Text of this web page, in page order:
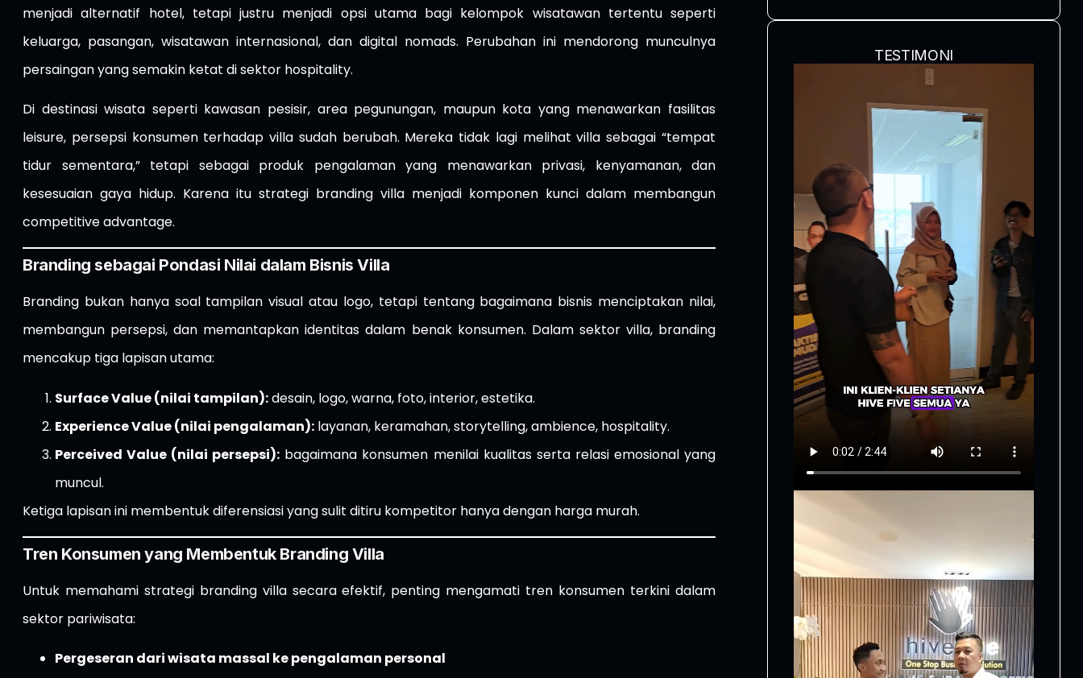
menjadi alternatif hotel, tetapi justru menjadi opsi utama bagi kelompok wisatawan tertentu seperti
keluarga, pasangan, wisatawan internasional, dan digital nomads. Perubahan ini mendorong munculnya
persaingan yang semakin ketat di sektor hospitality.
Di destinasi wisata seperti kawasan pesisir, area pegunungan, maupun kota yang menawarkan fasilitas
leisure, persepsi konsumen terhadap villa sudah berubah. Mereka tidak lagi melihat villa sebagai “tempat
tidur sementara,” tetapi sebagai produk pengalaman yang menawarkan privasi, kenyamanan, dan
kesesuaian gaya hidup. Karena itu strategi branding villa menjadi komponen kunci dalam membangun
competitive advantage.
Branding sebagai Pondasi Nilai dalam Bisnis Villa
Branding bukan hanya soal tampilan visual atau logo, tetapi tentang bagaimana bisnis menciptakan nilai,
membangun persepsi, dan memantapkan identitas dalam benak konsumen. Dalam sektor villa, branding
mencakup tiga lapisan utama:
Surface Value (nilai tampilan):desain, logo, warna, foto, interior, estetika.
Experience Value (nilai pengalaman): layanan, keramahan, storytelling, ambience, hospitality.
Perceived Value (nilai persepsi): bagaimana konsumen menilai kualitas serta relasi emosional yang
muncul.
Ketiga lapisan ini membentuk diferensiasi yang sulit ditiru kompetitor hanya dengan harga murah.
Tren Konsumen yang Membentuk Branding Villa
Untuk memahami strategi branding villa secara efektif, penting mengamati tren konsumen terkini dalam
sektor pariwisata:
Pergeseran dari wisata massal ke pengalaman personal
TESTIMONI